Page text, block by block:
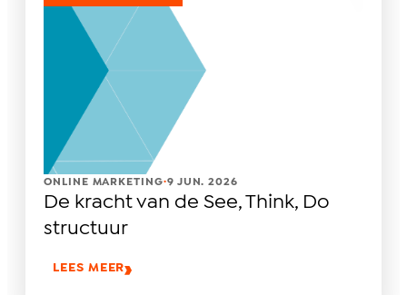
ONLINE MARKETING.9 JUN. 2026
De kracht van de See, Think, Do
structuur
LEES MEER